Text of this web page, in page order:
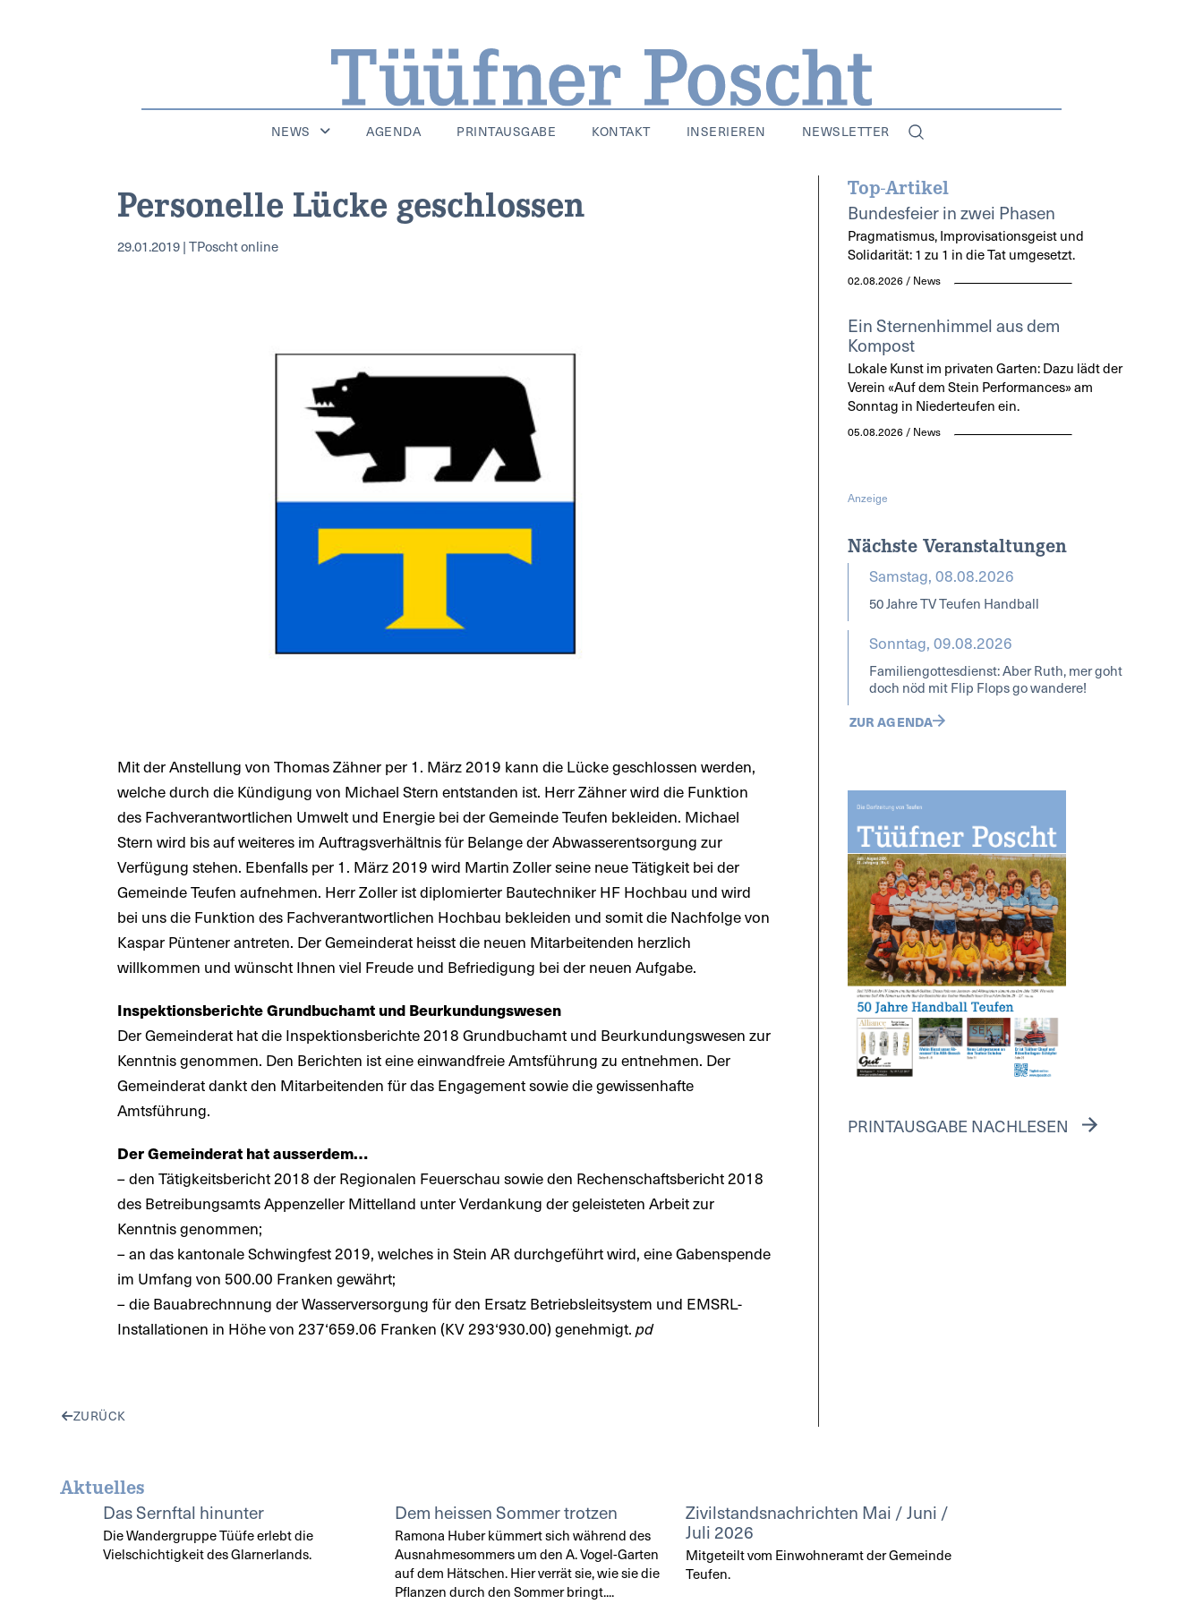
NEWS AGENDA PRINTAUSGABE KONTAKT INSERIEREN NEWSLETTER
Personelle Lücke geschlossen
29.01.2019 | TPoscht online
Mit der Anstellung von Thomas Zähner per 1. März 2019 kann die Lücke geschlossen werden,
welche durch die Kündigung von Michael Stern entstanden ist. Herr Zähner wird die Funktion
des Fachverantwortlichen Umwelt und Energie bei der Gemeinde Teufen bekleiden. Michael
Stern wird bis auf weiteres im Auftragsverhältnis für Belange der Abwasserentsorgung zur
Verfügung stehen. Ebenfalls per 1. März 2019 wird Martin Zoller seine neue Tätigkeit bei der
Gemeinde Teufen aufnehmen. Herr Zoller ist diplomierter Bautechniker HF Hochbau und wird
bei uns die Funktion des Fachverantwortlichen Hochbau bekleiden und somit die Nachfolge von
Kaspar Püntener antreten. Der Gemeinderat heisst die neuen Mitarbeitenden herzlich
willkommen und wünscht Ihnen viel Freude und Befriedigung bei der neuen Aufgabe.
Inspektionsberichte Grundbuchamt und Beurkundungswesen
Der Gemeinderat hat die Inspektionsberichte 2018 Grundbuchamt und Beurkundungswesen zur
Kenntnis genommen. Den Berichten ist eine einwandfreie Amtsführung zu entnehmen. Der
Gemeinderat dankt den Mitarbeitenden für das Engagement sowie die gewissenhafte
Amtsführung.
Der Gemeinderat hat ausserdem…
– den Tätigkeitsbericht 2018 der Regionalen Feuerschau sowie den Rechenschaftsbericht 2018
des Betreibungsamts Appenzeller Mittelland unter Verdankung der geleisteten Arbeit zur
Kenntnis genommen;
– an das kantonale Schwingfest 2019, welches in Stein AR durchgeführt wird, eine Gabenspende
im Umfang von 500.00 Franken gewährt;
– die Bauabrechnnung der Wasserversorgung für den Ersatz Betriebsleitsystem und EMSRL-
Installationen in Höhe von 237‘659.06 Franken (KV 293‘930.00) genehmigt.pd
ZURÜCK
Top-Artikel
Bundesfeier in zwei Phasen
Pragmatismus, Improvisationsgeist und
Solidarität: 1 zu 1 in die Tat umgesetzt.
02.08.2026 / News
Ein Sternenhimmel aus dem
Kompost
Lokale Kunst im privaten Garten: Dazu lädt der
Verein «Auf dem Stein Performances» am
Sonntag in Niederteufen ein.
05.08.2026 / News
Anzeige
Nächste Veranstaltungen
Samstag, 08.08.2026
50 Jahre TV Teufen Handball
Sonntag, 09.08.2026
Familiengottesdienst: Aber Ruth, mer goht
doch nöd mit Flip Flops go wandere!
ZUR AGENDA
PRINTAUSGABE NACHLESEN
Aktuelles
Das Sernftal hinunter
Die Wandergruppe Tüüfe erlebt die
Vielschichtigkeit des Glarnerlands.
Dem heissen Sommer trotzen
Ramona Huber kümmert sich während des
Ausnahmesommers um den A. Vogel-Garten
auf dem Hätschen. Hier verrät sie, wie sie die
Pflanzen durch den Sommer bringt....
Zivilstandsnachrichten Mai / Juni /
Juli 2026
Mitgeteilt vom Einwohneramt der Gemeinde
Teufen.